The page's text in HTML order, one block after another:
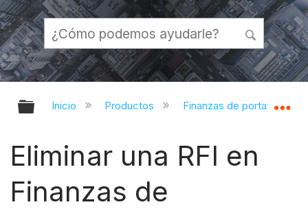
Expandir/contraer jerarquía global
Inicio Productos Finanzas de portafolio y
Eliminar una RFI en
Finanzas de